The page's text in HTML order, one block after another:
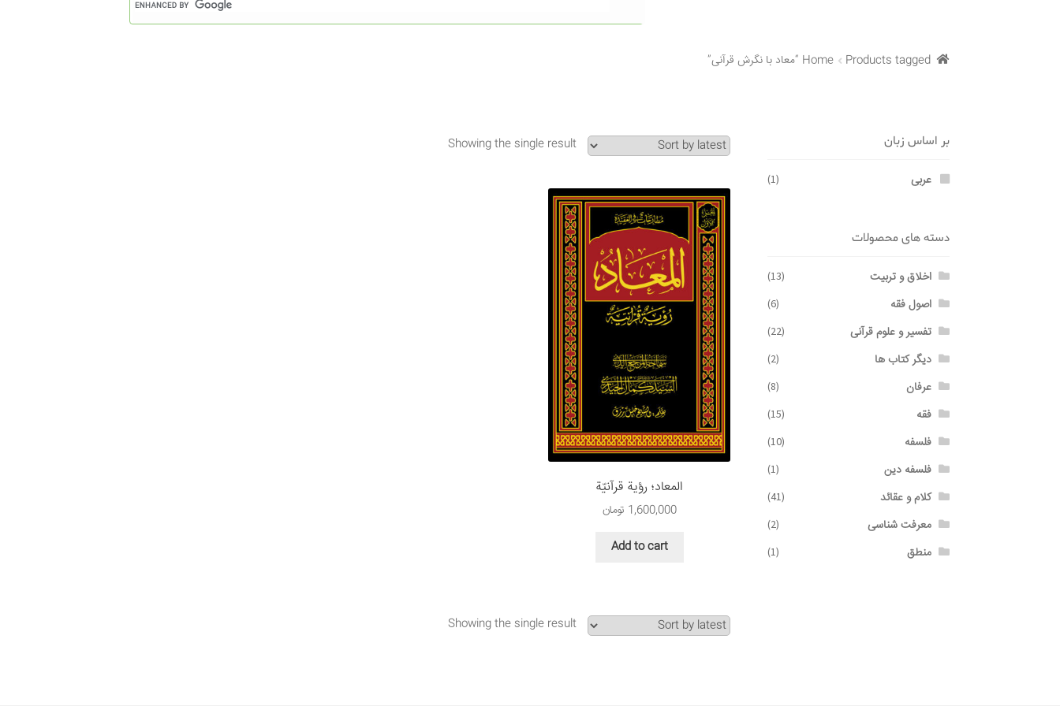
Home Products tagged “معاد با نگرش قرآنی”
Showing the single result
المعاد؛ رؤية قرآنيّة
1,600,000 تومان
Add to cart
Showing the single result
بر اساس زبان
عربی (1)
دسته های محصولات
اخلاق و تربیت (13)
اصول فقه (6)
تفسیر و علوم قرآنی (22)
دیگر کتاب ها (2)
عرفان (8)
فقه (15)
فلسفه (10)
فلسفه دین (1)
کلام و عقائد (41)
معرفت شناسی (2)
منطق (1)